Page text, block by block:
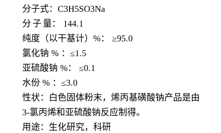
分子式： C3H5SO3Na
分 子 量：
144.1
纯度（以干基计） %： ≥95.0
氯化钠 % ：≤1.5
亚硫酸钠 %： ≤0.1
水份 % ：≤3.0
性状：白色固体粉末，烯丙基磺酸钠产品是由
3-氯丙烯和亚硫酸钠反应制得。
用途：生化研究，科研